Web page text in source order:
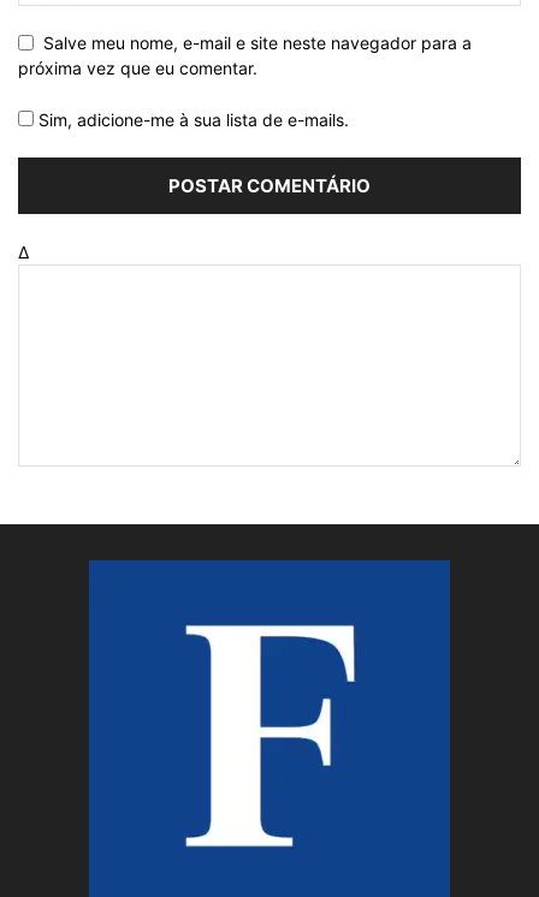
Salve meu nome, e-mail e site neste navegador para a
próxima vez que eu comentar.
Sim, adicione-me à sua lista de e-mails.
Δ